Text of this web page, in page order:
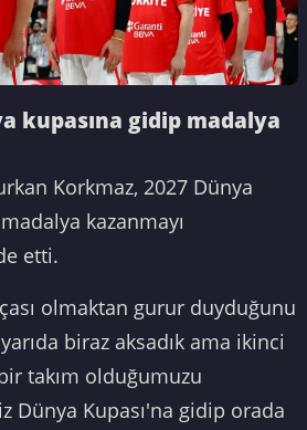
kupasına gidip madalya
Korkmaz, 2027 Dünya
kazanmayı
etti.
olmaktan gurur duyduğunu
biraz aksadık ama ikinci
takım olduğumuzu
Dünya Kupası'na gidip orada